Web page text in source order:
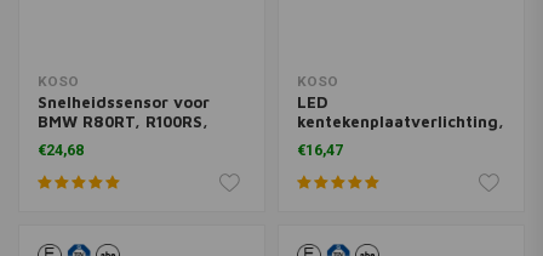
KOSO
Snelheidssensor voor
BMW R80RT, R100RS,
R100RT, R65, R80
€24,68
KOSO
LED
kentekenplaatverlichting,
Drop (zwart)
€16,47